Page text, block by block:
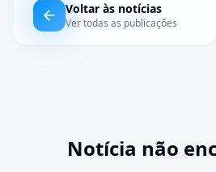
Voltar às notícias
Ver todas as publicações
Notícia não